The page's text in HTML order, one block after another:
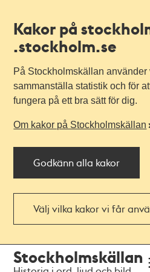
Kakor på
.stockholm.se
På Stockholmskällan använder
sammanställa statistik och för
fungera på ett bra sätt för dig.
Om kakor på Stockholmskällan
Godkänn alla kakor
Välj vilka kakor vi får
navigationen
huvudinnehållet
Stockholmskällan